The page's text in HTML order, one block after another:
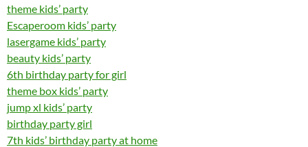
theme kids’ party
Escaperoom kids’ party
lasergame kids’ party
beauty kids’ party
6th birthday party for girl
theme box kids’ party
jump xl kids’ party
birthday party girl
7th kids’ birthday party at home